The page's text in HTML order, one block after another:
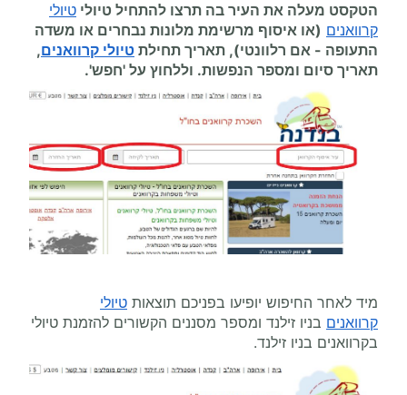
הטקסט מעלה את העיר בה תרצו להתחיל טיולי טיולי
קרוואנים (או איסוף מרשימת מלונות נבחרים או משדה
התעופה - אם רלוונטי), תאריך תחילת טיולי קרוואנים,
תאריך סיום ומספר הנפשות. וללחוץ על 'חפש'.
מיד לאחר החיפוש יופיעו בפניכם תוצאות טיולי
קרוואנים בניו זילנד ומספר מסננים הקשורים להזמנת טיולי
בקרוואנים בניו זילנד.